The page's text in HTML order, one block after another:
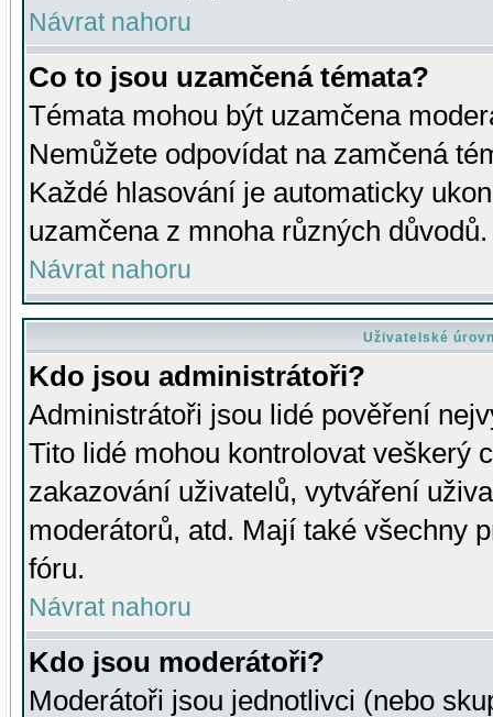
Návrat nahoru
Co to jsou uzamčená témata?
Témata mohou být uzamčena
Nemůžete odpovídat na zamčená
Každé hlasování je automaticky
uzamčena z mnoha různých důvodů.
Návrat nahoru
Uživatelské
Kdo jsou administrátoři?
Administrátoři jsou lidé pověření
Tito lidé mohou kontrolovat veškerý
zakazování uživatelů, vytváření
moderátorů, atd. Mají také všechny
fóru.
Návrat nahoru
Kdo jsou moderátoři?
Moderátoři jsou jednotlivci (nebo